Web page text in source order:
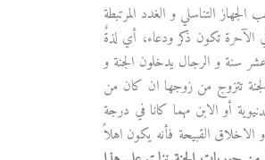
التناسلي و الغدد المرتبطة
الآحرة تكون ذكر ودعاء، أي لذةٌ
سنة و الرجال يدخلون الجنة و
تتزوج من زوجها ان كان من
أو الابن مهما كانا في درجة
القبيحة فأنه يكون اهلاً